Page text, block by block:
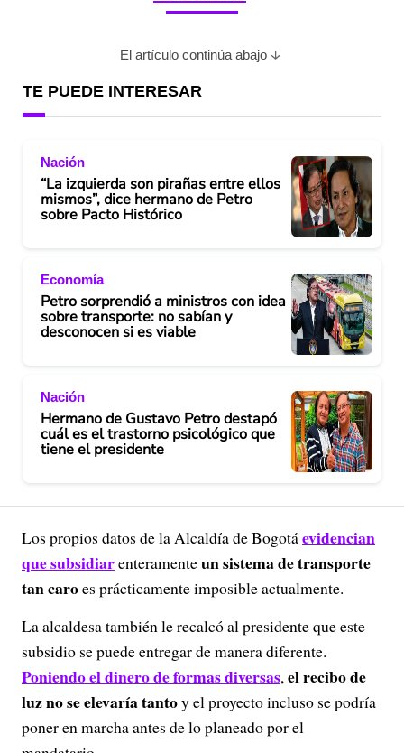
El artículo continúa abajo
TE PUEDE INTERESAR
Nación
“La izquierda son pirañas entre ellos
mismos”, dice hermano de Petro
sobre Pacto Histórico
Economía
Petro sorprendió a ministros con idea
sobre transporte: no sabían y
desconocen si es viable
Nación
Hermano de Gustavo Petro destapó
cuál es el trastorno psicológico que
tiene el presidente
Los propios datos de la Alcaldía de Bogotáevidencian
que subsidiarenteramenteun sistema de transporte
tan caroes prácticamente imposible actualmente.
La alcaldesa también le recalcó al presidente que este
subsidio se puede entregar de manera diferente.
Poniendo el dinero de formas diversas,el recibo de
luz no se elevaría tantoy el proyecto incluso se podría
poner en marcha antes de lo planeado por el